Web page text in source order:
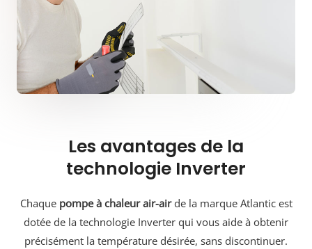
Les avantages de la
technologie Inverter
Chaque pompe à chaleur air-airde la marque Atlantic est
dotée de la technologie Inverter qui vous aide à obtenir
précisément la température désirée, sans discontinuer.